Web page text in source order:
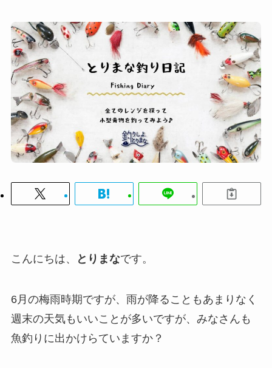
こんにちは、 とりまなです。
6月の梅雨時期ですが、雨が降ることもあまりなく
週末の天気もいいことが多いですが、みなさんも
魚釣りに出かけらていますか？